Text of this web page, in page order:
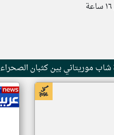
شاب موريتاني بين كثبان الصحراء